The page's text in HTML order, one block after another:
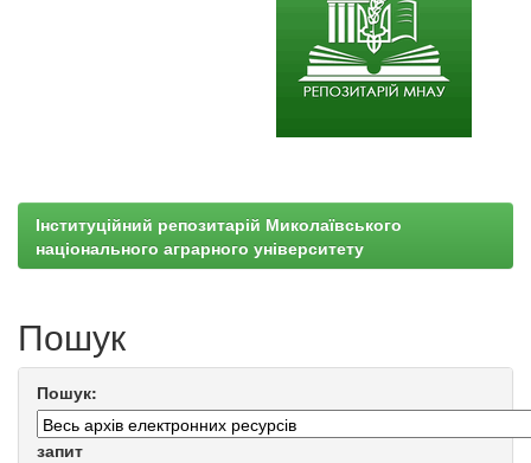
Інституційний репозитарій Миколаївського
національного аграрного університету
Пошук
Пошук:
запит